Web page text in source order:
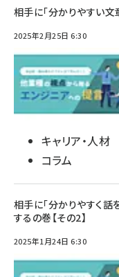
相手に「分かりやすい文
2025年2月25日 6:30
キャリア・人材
コラム
相手に「分かりやすく話
するの巻【その2】
2025年1月24日 6:30